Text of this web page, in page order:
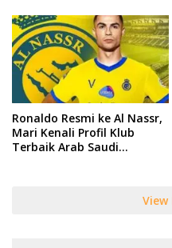
Ronaldo Resmi ke Al Nassr,
Mari Kenali Profil Klub
Terbaik Arab Saudi
View